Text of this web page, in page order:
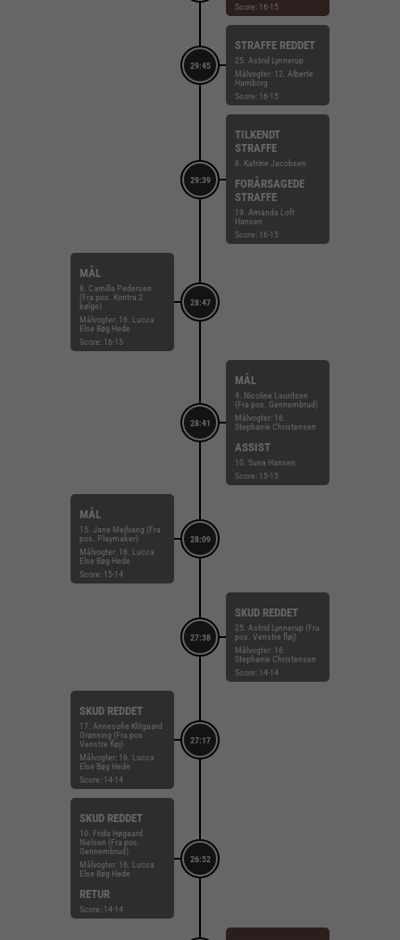
Score: 16-15
29:45
STRAFFE REDDET
25. Astrid Lynnerup
Målvogter: 12. Alberte
Hamborg
Score: 16-15
29:39
TILKENDT
STRAFFE
8. Katrine Jacobsen
FORÅRSAGEDE
STRAFFE
19. Amanda Loft
Hansen
Score: 16-15
28:47
MÅL
8. Camilla Pedersen
(Fra pos. Kontra 2.
bølge)
Målvogter: 16. Lucca
Else Bøg Hede
Score: 16-15
28:41
MÅL
4. Nicoline Lauritsen
(Fra pos. Gennembrud)
Målvogter: 16.
Stephanie Christensen
ASSIST
10. Suna Hansen
Score: 15-15
28:09
MÅL
15. Jane Mejlvang (Fra
pos. Playmaker)
Målvogter: 16. Lucca
Else Bøg Hede
Score: 15-14
27:38
SKUD REDDET
25. Astrid Lynnerup (Fra
pos. Venstre fløj)
Målvogter: 16.
Stephanie Christensen
Score: 14-14
27:17
SKUD REDDET
17. Annesofie Klitgaard
Grønning (Fra pos.
Venstre fløj)
Målvogter: 16. Lucca
Else Bøg Hede
Score: 14-14
26:52
SKUD REDDET
10. Frida Høgaard
Nielsen (Fra pos.
Gennembrud)
Målvogter: 16. Lucca
Else Bøg Hede
RETUR
Score: 14-14